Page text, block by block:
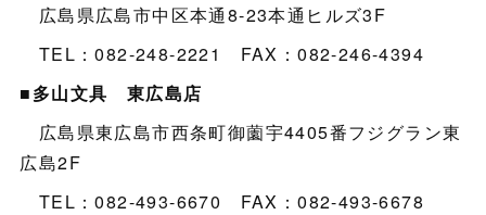
広島県広島市中区本通8-23本通ヒルズ3F
TEL：082-248-2221 FAX：082-246-4394
■多山文具 東広島店
広島県東広島市西条町御薗宇4405番フジグラン東
広島2F
TEL：082-493-6670 FAX：082-493-6678